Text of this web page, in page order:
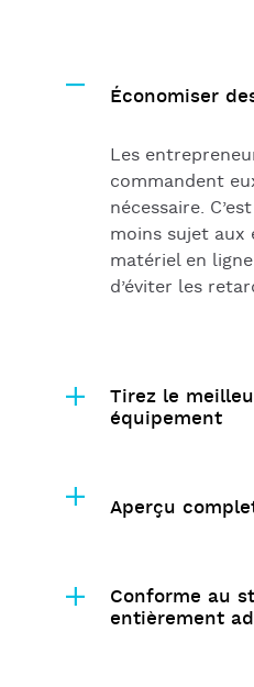
Économiser
Les
commandent
nécessaire.
moins sujet aux
matériel en
d’éviter les
Tirez le
équipement
Aperçu
Conforme au
entièrement